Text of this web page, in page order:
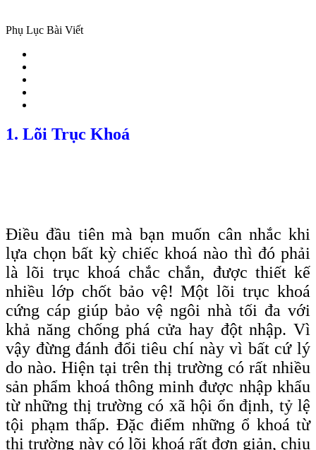
Phụ Lục Bài Viết
1. Lõi Trục Khoá
Điều đầu tiên mà bạn muốn cân nhắc khi
lựa chọn bất kỳ chiếc khoá nào thì đó phải
là lõi trục khoá chắc chắn, được thiết kế
nhiều lớp chốt bảo vệ! Một lõi trục khoá
cứng cáp giúp bảo vệ ngôi nhà tối đa với
khả năng chống phá cửa hay đột nhập. Vì
vậy đừng đánh đổi tiêu chí này vì bất cứ lý
do nào. Hiện tại trên thị trường có rất nhiều
sản phẩm khoá thông minh được nhập khẩu
từ những thị trường có xã hội ổn định, tỷ lệ
tội phạm thấp. Đặc điểm những ổ khoá từ
thị trường này có lõi khoá rất đơn giản, chịu